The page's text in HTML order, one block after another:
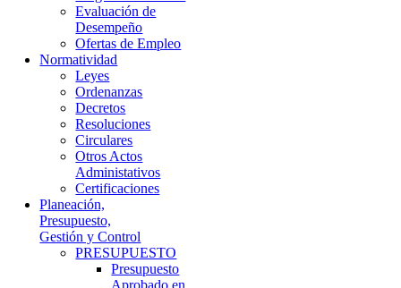
Evaluación de
Desempeño
Ofertas de Empleo
Normatividad
Leyes
Ordenanzas
Decretos
Resoluciones
Circulares
Otros Actos
Administativos
Certificaciones
Planeación,
Presupuesto,
Gestión y Control
PRESUPUESTO
Presupuesto
Aprobado en